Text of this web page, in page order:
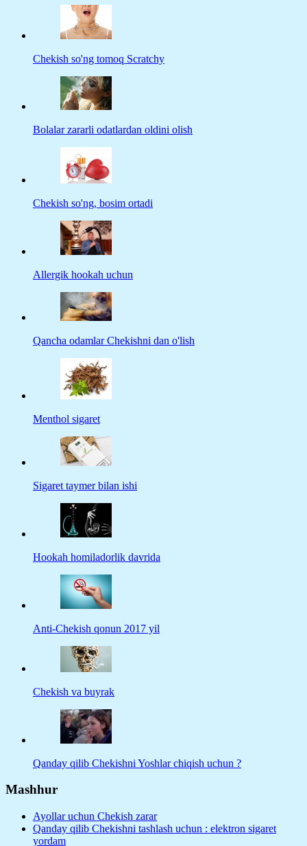
Chekish so'ng tomoq Scratchy
Bolalar zararli odatlardan oldini olish
Chekish so'ng, bosim ortadi
Allergik hookah uchun
Qancha odamlar Chekishni dan o'lish
Menthol sigaret
Sigaret taymer bilan ishi
Hookah homiladorlik davrida
Anti-Chekish qonun 2017 yil
Chekish va buyrak
Qanday qilib Chekishni Yoshlar chiqish uchun ?
Mashhur
Ayollar uchun Chekish zarar
Qanday qilib Chekishni tashlash uchun : elektron sigaret
yordam